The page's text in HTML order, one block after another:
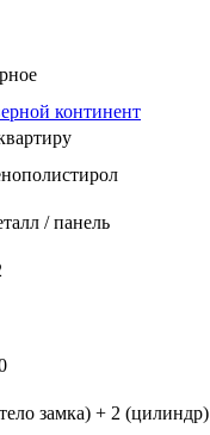
континент
/ панель
замка) + 2 (цилиндр)